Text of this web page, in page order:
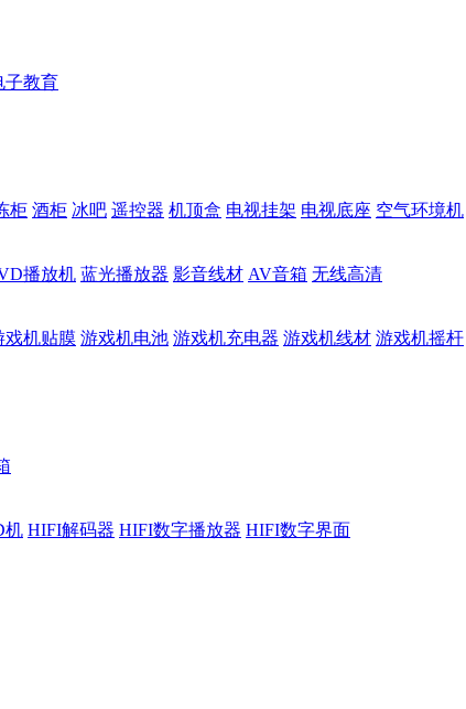
子教育
柜 酒柜 冰吧 遥控器 机顶盒 电视挂架 电视底座 空气环境机
播放机 蓝光播放器 影音线材 AV音箱 无线高清
戏机贴膜 游戏机电池 游戏机充电器 游戏机线材 游戏机摇杆
机 HIFI解码器 HIFI数字播放器 HIFI数字界面